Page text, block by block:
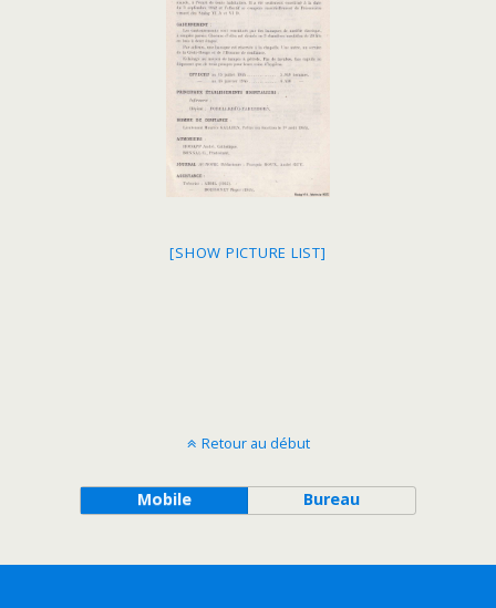
[SHOW PICTURE LIST]
Retour au début
Mobile Bureau